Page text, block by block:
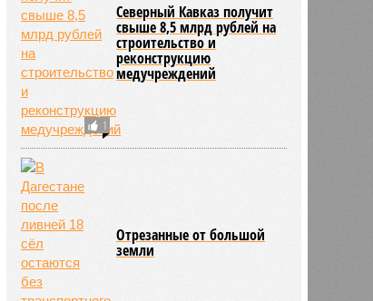
1
Северный Кавказ получит
свыше 8,5 млрд рублей на
строительство и
реконструкцию
медучреждений
Отрезанные от большой
земли